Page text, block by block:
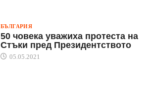
БЪЛГАРИЯ
50 човека уважиха протеста на
Стъки пред Президентството
05.05.2021